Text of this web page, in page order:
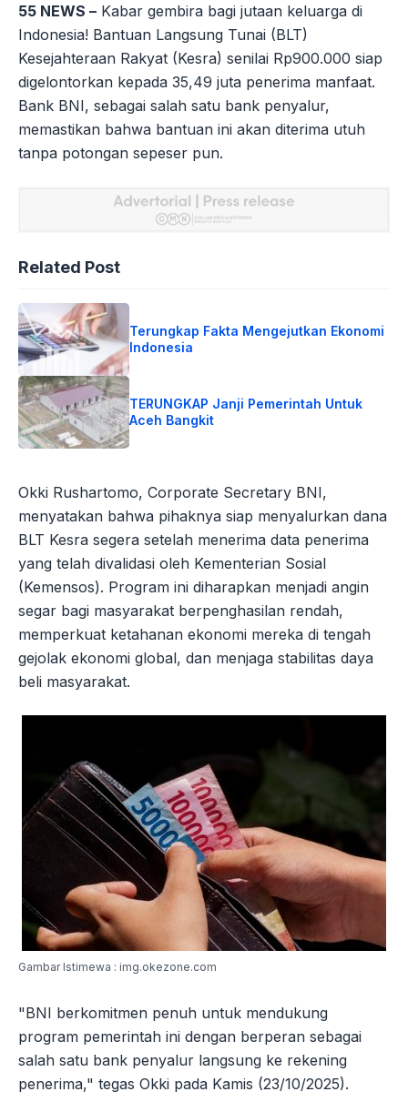
55 NEWS – Kabar gembira bagi jutaan keluarga di
Indonesia! Bantuan Langsung Tunai (BLT)
Kesejahteraan Rakyat (Kesra) senilai Rp900.000 siap
digelontorkan kepada 35,49 juta penerima manfaat.
Bank BNI, sebagai salah satu bank penyalur,
memastikan bahwa bantuan ini akan diterima utuh
tanpa potongan sepeser pun.
Related Post
Terungkap Fakta Mengejutkan Ekonomi
Indonesia
TERUNGKAP Janji Pemerintah Untuk
Aceh Bangkit
Okki Rushartomo, Corporate Secretary BNI,
menyatakan bahwa pihaknya siap menyalurkan dana
BLT Kesra segera setelah menerima data penerima
yang telah divalidasi oleh Kementerian Sosial
(Kemensos). Program ini diharapkan menjadi angin
segar bagi masyarakat berpenghasilan rendah,
memperkuat ketahanan ekonomi mereka di tengah
gejolak ekonomi global, dan menjaga stabilitas daya
beli masyarakat.
Gambar Istimewa : img.okezone.com
"BNI berkomitmen penuh untuk mendukung
program pemerintah ini dengan berperan sebagai
salah satu bank penyalur langsung ke rekening
penerima," tegas Okki pada Kamis (23/10/2025).